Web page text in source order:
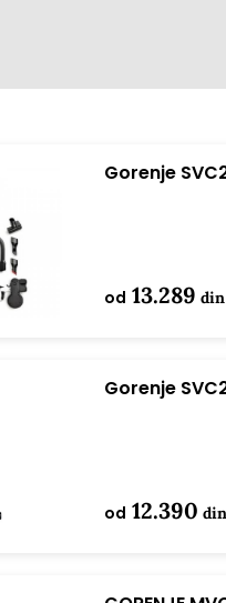
Gorenje
od 13.289 din
Gorenje
od 12.390 din